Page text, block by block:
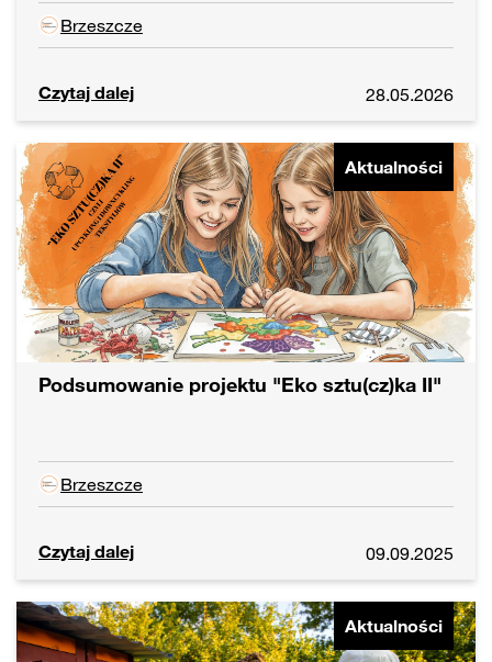
Brzeszcze
Czytaj dalej 28.05.2026
Aktualności
Podsumowanie projektu "Eko sztu(cz)ka II"
Brzeszcze
Czytaj dalej 09.09.2025
Aktualności